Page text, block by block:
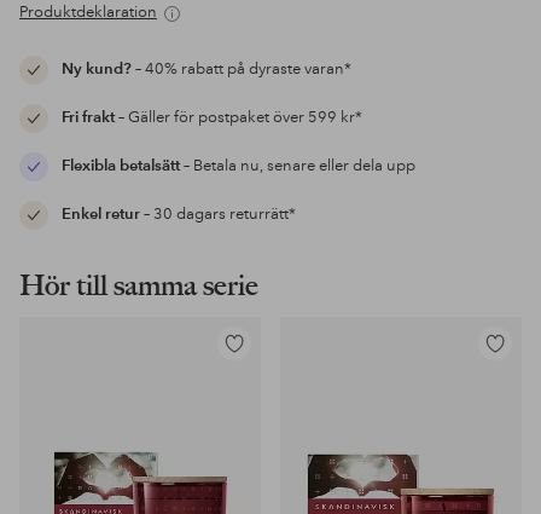
Produktdeklaration
Ny kund?– 40% rabatt på dyraste varan*
Fri frakt– Gäller för postpaket över 599 kr*
Flexibla betalsätt– Betala nu, senare eller dela upp
Enkel retur– 30 dagars returrätt*
Hör till samma serie
Lägg
Lägg